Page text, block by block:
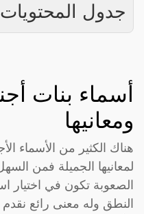
جدول المحتويات
أسماء بنات
ومعانيها
هناك الكثير من الأسماء
لمعانيها الجميلة فمن
الصعوبة تكون في
النطق وله معنى رائع